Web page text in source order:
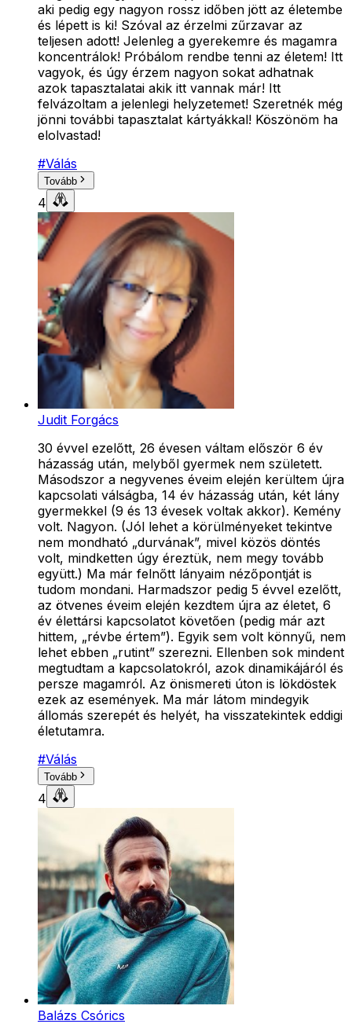
aki pedig egy nagyon rossz időben jött az életembe
és lépett is ki! Szóval az érzelmi zűrzavar az
teljesen adott! Jelenleg a gyerekemre és magamra
koncentrálok! Próbálom rendbe tenni az életem! Itt
vagyok, és úgy érzem nagyon sokat adhatnak
azok tapasztalatai akik itt vannak már! Itt
felvázoltam a jelenlegi helyzetemet! Szeretnék még
jönni további tapasztalat kártyákkal! Köszönöm ha
elolvastad!
#Válás
Tovább
4
Judit Forgács
30 évvel ezelőtt, 26 évesen váltam először 6 év
házasság után, melyből gyermek nem született.
Másodszor a negyvenes éveim elején kerültem újra
kapcsolati válságba, 14 év házasság után, két lány
gyermekkel (9 és 13 évesek voltak akkor). Kemény
volt. Nagyon. (Jól lehet a körülményeket tekintve
nem mondható „durvának”, mivel közös döntés
volt, mindketten úgy éreztük, nem megy tovább
együtt.) Ma már felnőtt lányaim nézőpontját is
tudom mondani. Harmadszor pedig 5 évvel ezelőtt,
az ötvenes éveim elején kezdtem újra az életet, 6
év élettársi kapcsolatot követően (pedig már azt
hittem, „révbe értem”). Egyik sem volt könnyű, nem
lehet ebben „rutint” szerezni. Ellenben sok mindent
megtudtam a kapcsolatokról, azok dinamikájáról és
persze magamról. Az önismereti úton is lökdöstek
ezek az események. Ma már látom mindegyik
állomás szerepét és helyét, ha visszatekintek eddigi
életutamra.
#Válás
Tovább
4
Balázs Csórics